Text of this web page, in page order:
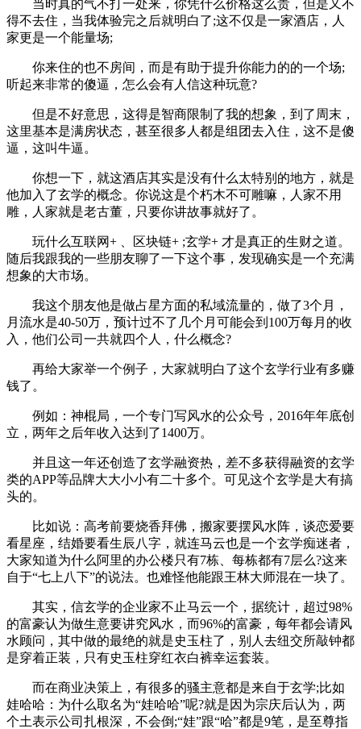
当时真的气不打一处来，你凭什么价格这么贵，但是又不
得不去住，当我体验完之后就明白了;这不仅是一家酒店，人
家更是一个能量场;
你来住的也不房间，而是有助于提升你能力的的一个场;
听起来非常的傻逼，怎么会有人信这种玩意?
但是不好意思，这得是智商限制了我的想象，到了周末，
这里基本是满房状态，甚至很多人都是组团去入住，这不是傻
逼，这叫牛逼。
你想一下，就这酒店其实是没有什么太特别的地方，就是
他加入了玄学的概念。你说这是个朽木不可雕嘛，人家不用
雕，人家就是老古董，只要你讲故事就好了。
玩什么互联网+ 、区块链+ ;玄学+ 才是真正的生财之道。
随后我跟我的一些朋友聊了一下这个事，发现确实是一个充满
想象的大市场。
我这个朋友他是做占星方面的私域流量的，做了3个月，
月流水是40-50万，预计过不了几个月可能会到100万每月的收
入，他们公司一共就四个人，什么概念?
再给大家举一个例子，大家就明白了这个玄学行业有多赚
钱了。
例如：神棍局，一个专门写风水的公众号，2016年年底创
立，两年之后年收入达到了1400万。
并且这一年还创造了玄学融资热，差不多获得融资的玄学
类的APP等品牌大大小小有二十多个。可见这个玄学是大有搞
头的。
比如说：高考前要烧香拜佛，搬家要摆风水阵，谈恋爱要
看星座，结婚要看生辰八字，就连马云也是一个玄学痴迷者，
大家知道为什么阿里的办公楼只有7栋、每栋都有7层么?这来
自于“七上八下”的说法。也难怪他能跟王林大师混在一块了。
其实，信玄学的企业家不止马云一个，据统计，超过98%
的富豪认为做生意要讲究风水，而96%的富豪，每年都会请风
水顾问，其中做的最绝的就是史玉柱了，别人去纽交所敲钟都
是穿着正装，只有史玉柱穿红衣白裤幸运套装。
而在商业决策上，有很多的骚主意都是来自于玄学;比如
娃哈哈：为什么取名为“娃哈哈”呢?就是因为宗庆后认为，两
个土表示公司扎根深，不会倒;“娃”跟“哈”都是9笔，是至尊指